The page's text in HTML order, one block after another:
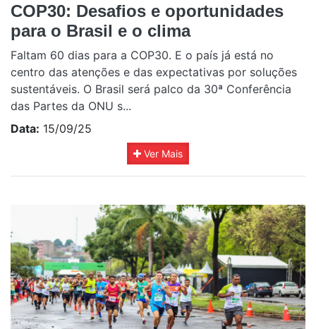
COP30: Desafios e oportunidades
para o Brasil e o clima
Faltam 60 dias para a COP30. E o país já está no
centro das atenções e das expectativas por soluções
sustentáveis. O Brasil será palco da 30ª Conferência
das Partes da ONU s...
Data: 15/09/25
Ver Mais